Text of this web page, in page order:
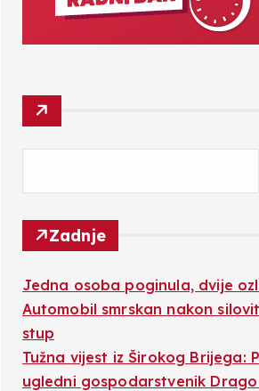
Zadnje
Jedna osoba poginula, dvije
Automobil smrskan nakon
stup
Tužna vijest iz Širokog Brijega:
ugledni gospodarstvenik Drago